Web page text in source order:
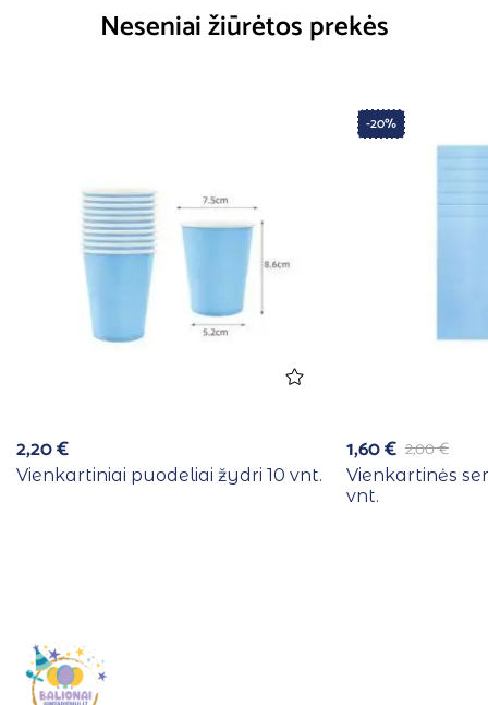
Neseniai žiūrėtos prekės
2,20€
Vienkartiniai puodeliai žydri 10 vnt.
-20%
2,00€
1,60€
Vienkartinės
vnt.